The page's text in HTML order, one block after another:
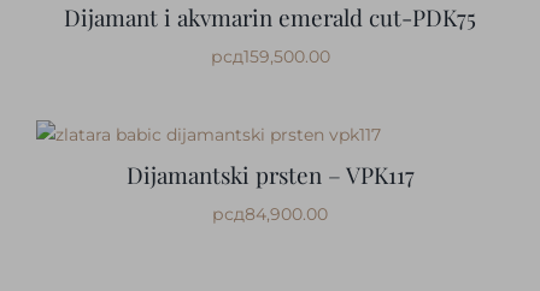
Dijamant i akvmarin emerald cut-PDK75
рсд159,500.00
Dijamantski prsten – VPK117
рсд84,900.00